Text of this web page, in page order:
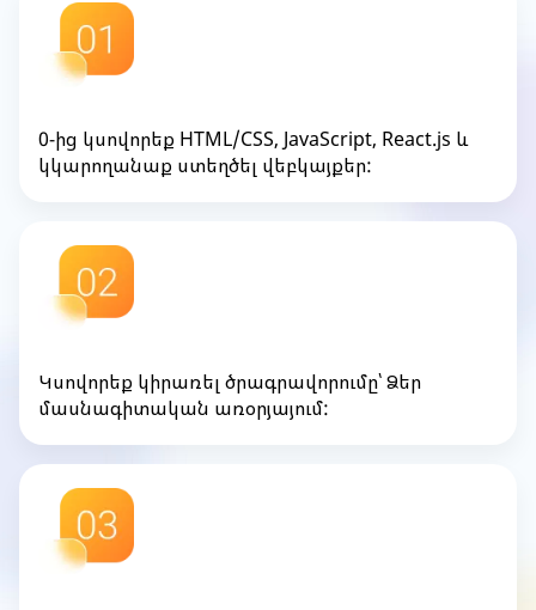
0-ից կսովորեք HTML/CSS, JavaScript, React.js և
կկարողանաք ստեղծել վեբկայքեր:
Կսովորեք կիրառել ծրագրավորումը՝ Ձեր
մասնագիտական առօրյայում: